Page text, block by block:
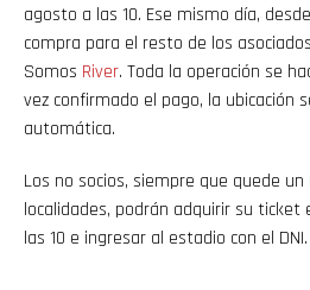
agosto a las 10. Ese mismo día,
compra para el resto de los
Somos River. Toda la operación se
vez confirmado el pago, la ubicación
automática.
Los no socios, siempre que quede
localidades, podrán adquirir su ticket
las 10 e ingresar al estadio con el DNI.